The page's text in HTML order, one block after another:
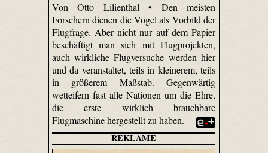
Von Otto Lilienthal • Den meisten
Forschern dienen die Vögel als Vorbild der
Flugfrage. Aber nicht nur auf dem Papier
beschäftigt man sich mit Flugprojekten,
auch wirkliche Flugversuche werden hier
und da veranstaltet, teils in kleinerem, teils
in größerem Maßstab. Gegenwärtig
wetteifern fast alle Nationen um die Ehre,
die erste wirklich brauchbare
Flugmaschine hergestellt zu haben.
REKLAME